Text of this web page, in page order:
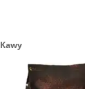
Kawy